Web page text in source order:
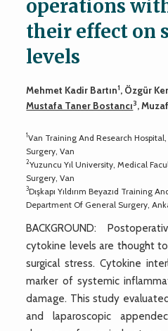
operations
their effect on
levels
Mehmet Kadir Bartın1, Özgür
Mustafa Taner Bostancı3,
1Van Training And Research
Surgery, Van
2Yuzuncu Yıl University, Medical
Surgery, Van
3Dışkapı Yıldırım Beyazıd Training
Department Of General Surgery,
BACKGROUND:
cytokine levels are thought
surgical stress. Cytokine
marker of systemic
damage. This study
and laparoscopic